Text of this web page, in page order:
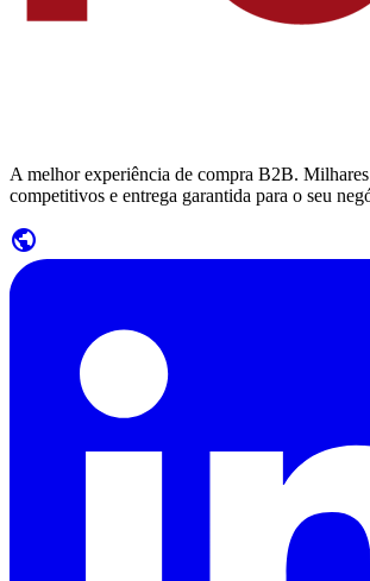
A melhor experiência de compra B2B.
competitivos e entrega garantida para o seu
public